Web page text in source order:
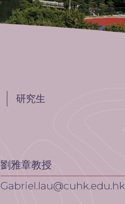
研究生
劉雅章教授
Gabriel.lau@cuhk.edu.hk